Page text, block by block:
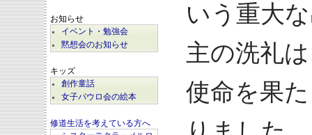
お知らせ
イベント・勉強会
黙想会のお知らせ
キッズ
創作童話
女子パウロ会の絵本
修道生活を考えている方へ
いう重大
主の洗礼
使命を果